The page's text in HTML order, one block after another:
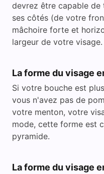
devrez être capable
ses côtés (de votre
mâchoire forte et
largeur de votre visage.
La forme du visage
Si votre bouche est
vous n'avez pas de
votre menton, votre
mode, cette forme est
pyramide.
La forme du visage